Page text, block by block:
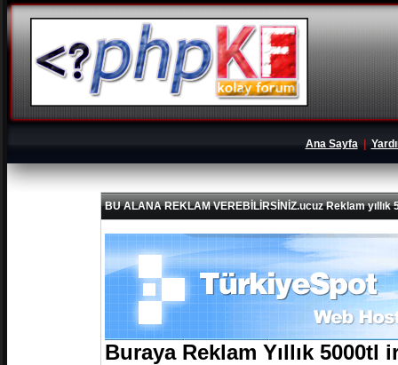
Ana Sayfa|
BU ALANA REKLAM VEREBİLİRSİNİZ.ucuz Reklam yıllık
Buraya Reklam Yıllık